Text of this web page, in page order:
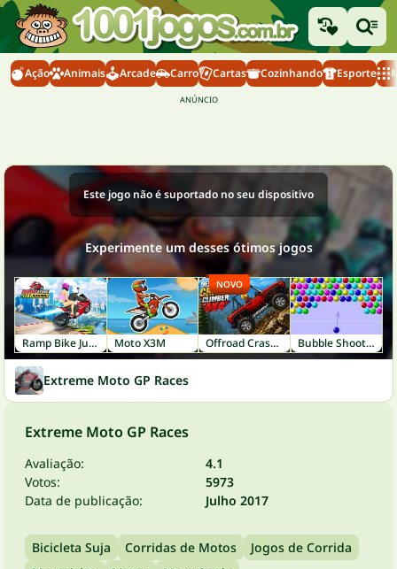
Ação Animais Arcade Carro Cartas Cozinhando Esporte
Este jogo não é suportado no seu dispositivo
Experimente um desses ótimos jogos
Ramp Bike Jumping Moto X3M Offroad Crash Climber 4X4
NOVO
Bubble Shooter
Extreme Moto GP Races
Extreme Moto GP Races
Avaliação:
4.1
Votos:
5973
Data de publicação:
Julho 2017
Bicicleta Suja Corridas de Motos
Jogos de Corrida